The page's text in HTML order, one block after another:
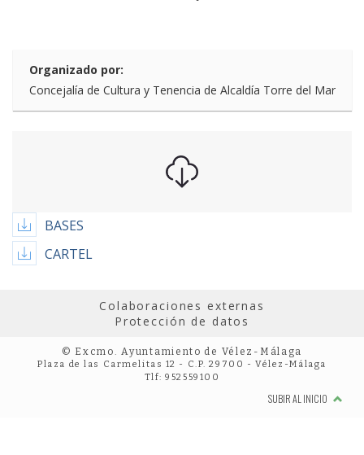
Organizado por:
Concejalía de Cultura y Tenencia de Alcaldía Torre del Mar
BASES
CARTEL
Colaboraciones externas
Protección de datos
© Excmo. Ayuntamiento de Vélez-Málaga
Plaza de las Carmelitas 12 - C.P. 29700 - Vélez-Málaga
Tlf: 952559100
SUBIR AL INICIO